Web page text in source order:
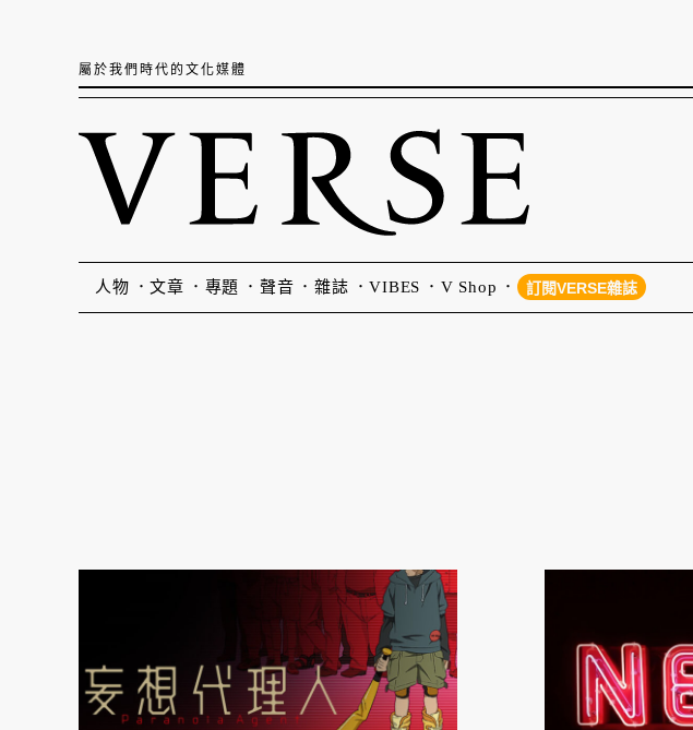
屬於我們時代的文化媒體
人物 文章 專題 聲音 雜誌 VIBES V Shop 訂閱VERSE雜誌